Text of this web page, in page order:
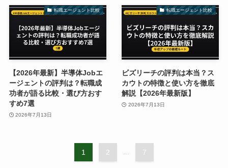
転職エージェント比較
【2026年最新】半導体Jobエ
ージェントの評判は？転職成
功者が語る比較・選び方おす
すめ7選
2026年7月13日
転職エージェント比較
ビズリーチの評判は本当？ス
カウトの特徴と使い方を徹底
解説【2026年最新版】
2026年7月13日
1 2 7